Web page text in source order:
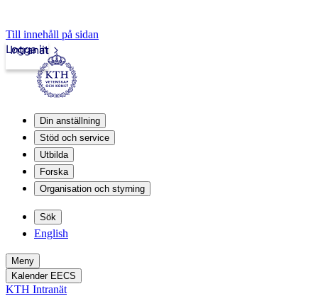
Till innehåll på sidan
Intranät
Logga in
Din anställning
Stöd och service
Utbilda
Forska
Organisation och styrning
Sök
English
Meny
Kalender EECS
KTH Intranät